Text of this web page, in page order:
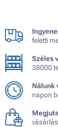
feletti
Széles
38000
Nálunk
napon